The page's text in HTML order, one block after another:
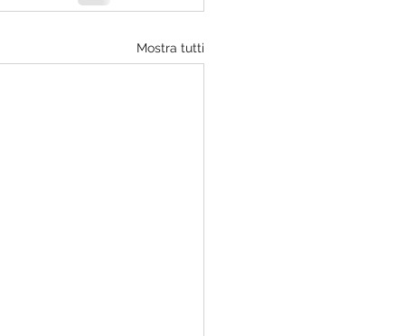
Mostra tutti